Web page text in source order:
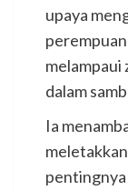
upaya
melampaui
dalam
Ia